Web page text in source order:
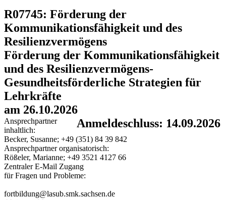
R07745: Förderung der
Kommunikationsfähigkeit und des
Resilienzvermögens
Förderung der Kommunikationsfähigkeit
und des Resilienzvermögens-
Gesundheitsförderliche Strategien für
Lehrkräfte
am 26.10.2026
Anmeldeschluss: 14.09.2026
Ansprechpartner
inhaltlich:
Becker, Susanne; +49 (351) 84 39 842
Ansprechpartner organisatorisch:
Rößeler, Marianne; +49 3521 4127 66
Zentraler E-Mail Zugang
für Fragen und Probleme:
fortbildung@lasub.smk.sachsen.de